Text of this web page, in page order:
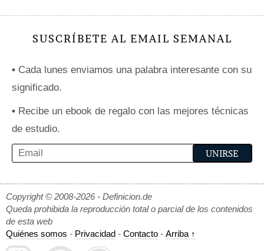
SUSCRÍBETE AL EMAIL SEMANAL
• Cada lunes enviamos una palabra interesante con su
significado.
• Recibe un ebook de regalo con las mejores técnicas
de estudio.
Copyright © 2008-2026 - Definicion.de
Queda prohibida la reproducción total o parcial de los contenidos
de esta web
Quiénes somos - Privacidad - Contacto - Arriba ↑